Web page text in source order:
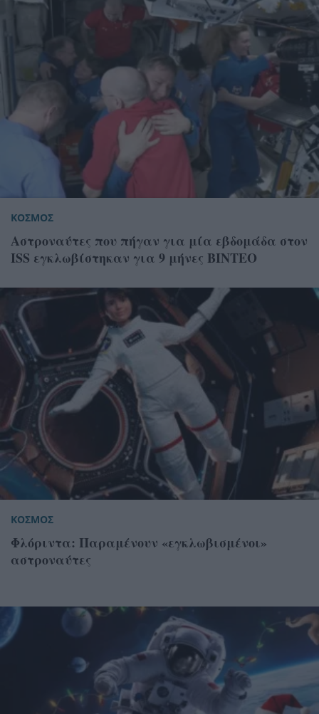
ΚΟΣΜΟΣ
Αστροναύτες που πήγαν για μία εβδομάδα στον
ISS εγκλωβίστηκαν για 9 μήνες ΒΙΝΤΕΟ
ΚΟΣΜΟΣ
Φλόριντα: Παραμένουν «εγκλωβισμένοι»
αστροναύτες